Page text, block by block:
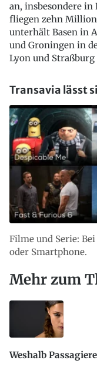
an, insbesondere in
fliegen zehn
unterhält Basen in
und Groningen in
Lyon und
Transavia lässt
Filme und Serie:
oder Smartphone.
Mehr zum
Weshalb